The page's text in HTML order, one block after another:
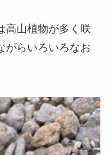
高山植物が多く咲
がらいろいろなお